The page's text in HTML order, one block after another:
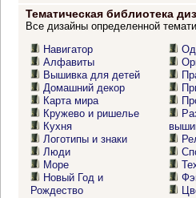
Тематическая библиотека
Все дизайны определенной
Навигатор
Алфавиты
Вышивка для детей
Домашний декор
Карта мира
Кружево и ришелье
Кухня
Логотипы и знаки
Люди
Море
Новый Год и
Рождество